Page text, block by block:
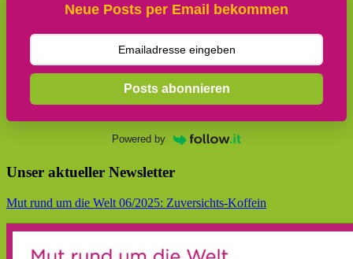
Neue Posts per Email bekommen
Posts abonnieren
Powered by
Unser aktueller Newsletter
Mut rund um die Welt 06/2025: Zuversichts-Koffein